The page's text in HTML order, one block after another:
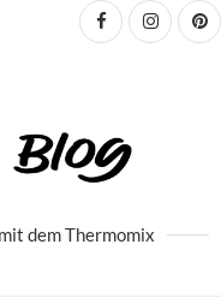
dem Thermomix